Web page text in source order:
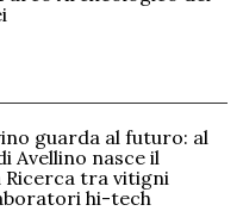
guarda al futuro: al
Avellino nasce il
Ricerca tra vitigni
hi-tech